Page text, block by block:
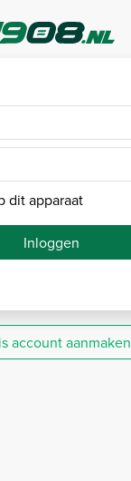
dit apparaat
Inloggen
account aanmaken